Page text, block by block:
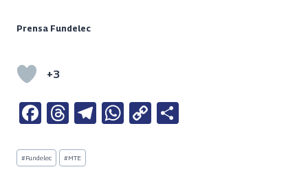
Prensa Fundelec
+3
Fa
b
T
re
Te W
C
Etiquetas
de
#Fundelec #MTE